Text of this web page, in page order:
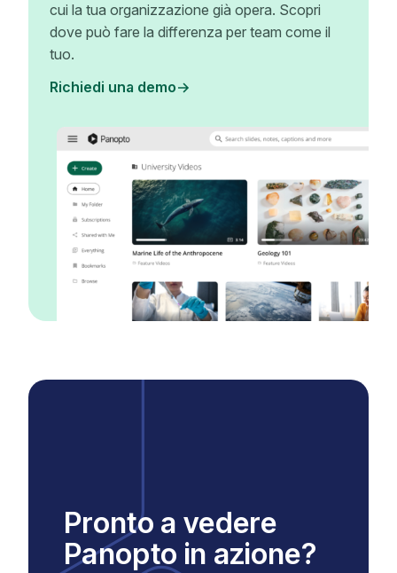
cui la tua organizzazione già opera. Scopri
dove può fare la differenza per team come il
tuo.
Richiedi una demo
Pronto a vedere
Panopto in azione?